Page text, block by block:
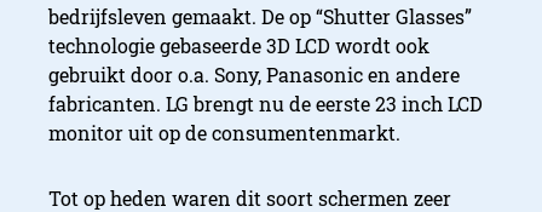
bedrijfsleven gemaakt. De op “Shutter Glasses”
technologie gebaseerde 3D LCD wordt ook
gebruikt door o.a. Sony, Panasonic en andere
fabricanten. LG brengt nu de eerste 23 inch LCD
monitor uit op de consumentenmarkt.
Tot op heden waren dit soort schermen zeer